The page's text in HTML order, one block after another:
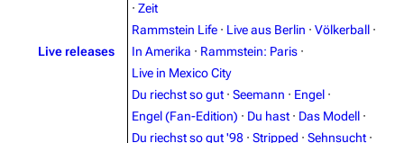
· Zeit
Live releases
Rammstein Life · Live aus Berlin · Völkerball ·
In Amerika · Rammstein: Paris ·
Live in Mexico City
Du riechst so gut · Seemann · Engel ·
Engel (Fan-Edition) · Du hast · Das Modell ·
Du riechst so gut '98 · Stripped · Sehnsucht ·